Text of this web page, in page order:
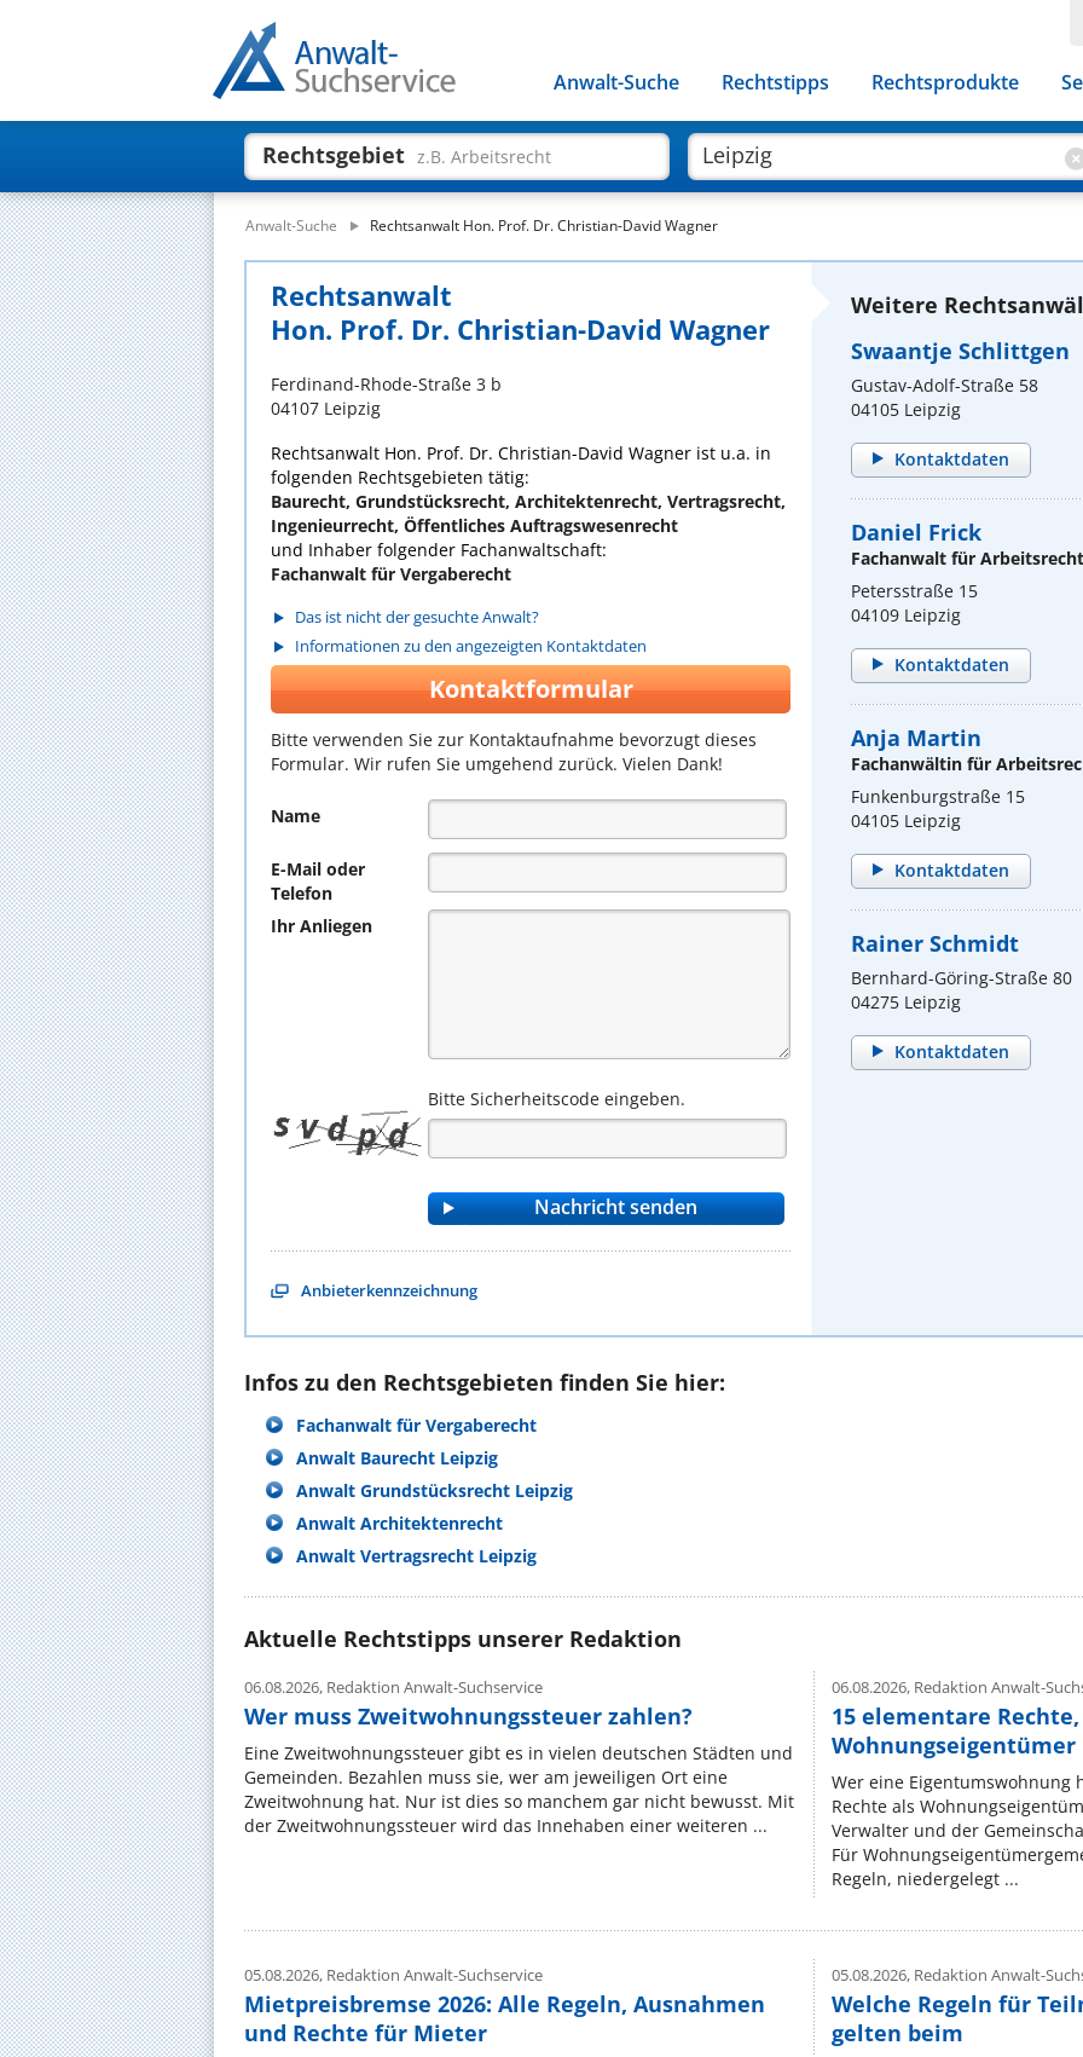
Anwalt-Suche Rechtstipps Rechtsprodukte
Rechtsgebiet z.B. Arbeitsrecht
Anwalt-Suche Rechtsanwalt Hon. Prof. Dr. Christian-David Wagner
Rechtsanwalt
Hon. Prof. Dr. Christian-David Wagner
Ferdinand-Rhode-Straße 3 b
04107 Leipzig
Rechtsanwalt Hon. Prof. Dr. Christian-David Wagner ist u.a. in
folgenden Rechtsgebieten tätig:
Baurecht, Grundstücksrecht, Architektenrecht, Vertragsrecht,
Ingenieurrecht, Öffentliches Auftragswesenrecht
und Inhaber folgender Fachanwaltschaft:
Fachanwalt für Vergaberecht
Das ist nicht der gesuchte Anwalt?
Informationen zu den angezeigten Kontaktdaten
Kontaktformular
Bitte verwenden Sie zur Kontaktaufnahme bevorzugt dieses
Formular. Wir rufen Sie umgehend zurück. Vielen Dank!
Name
E-Mail oder
Telefon
Ihr Anliegen
Bitte Sicherheitscode eingeben.
Anbieterkennzeichnung
Weitere
Swaantje Schlittgen
Gustav-Adolf-Straße 58
04105 Leipzig
Kontaktdaten
Daniel Frick
Fachanwalt für Arbeitsrecht
Petersstraße 15
04109 Leipzig
Kontaktdaten
Anja Martin
Fachanwältin für
Funkenburgstraße 15
04105 Leipzig
Kontaktdaten
Rainer Schmidt
Bernhard-Göring-Straße 80
04275 Leipzig
Kontaktdaten
Infos zu den Rechtsgebieten finden Sie hier:
Fachanwalt für Vergaberecht
Anwalt Baurecht Leipzig
Anwalt Grundstücksrecht Leipzig
Anwalt Architektenrecht
Anwalt Vertragsrecht Leipzig
Aktuelle Rechtstipps unserer Redaktion
06.08.2026, Redaktion Anwalt-Suchservice
Wer muss Zweitwohnungssteuer zahlen?
Eine Zweitwohnungssteuer gibt es in vielen deutschen Städten und
Gemeinden. Bezahlen muss sie, wer am jeweiligen Ort eine
Zweitwohnung hat. Nur ist dies so manchem gar nicht bewusst. Mit
der Zweitwohnungssteuer wird das Innehaben einer weiteren ...
06.08.2026,Redaktion Anwalt-
15 elementare
Wer eine Eigentumswohnung
Rechte als
Verwalter und der
Für
Regeln, niedergelegt ...
05.08.2026, Redaktion Anwalt-Suchservice
Mietpreisbremse 2026: Alle Regeln, Ausnahmen
und Rechte für Mieter
05.08.2026,Redaktion Anwalt-
Welche Regeln für
gelten beim